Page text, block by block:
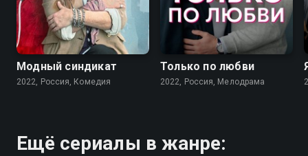
7.6
Модный синдикат
2022, Россия, Комедия
Только по любви
2022, Россия, Мелодрама
Ещё сериалы в жанре: